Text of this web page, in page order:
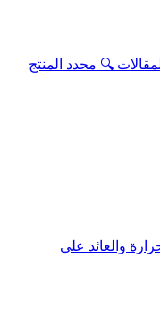
🔍 محدد المنتج
والعائد على